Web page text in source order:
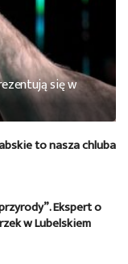
się w
to nasza chluba
Ekspert o
w Lubelskiem